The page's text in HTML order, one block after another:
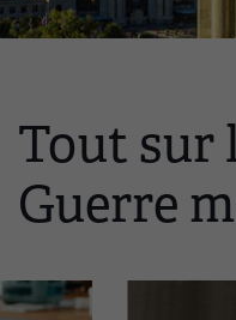
Ceci
est
un
carrousel.
section
Tout sur
Guerre